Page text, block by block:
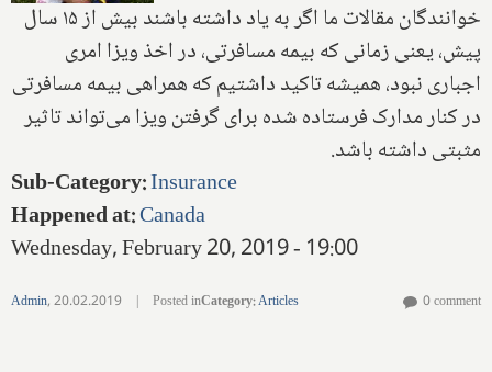
خوانندگان مقالات ما اگر به یاد داشته باشند بیش از ۱۵ سال
پیش، یعنی زمانی که بیمه مسافرتی، در اخذ ویزا امری
اجباری نبود، همیشه تاکید داشتیم که همراهی بیمه مسافرتی
در کنار مدارک فرستاده شده برای گرفتن ویزا می‌تواند تاثیر
مثبتی داشته باشد.
Sub-Category:Insurance
Happened at:Canada
Wednesday, February 20, 2019 - 19:00
Admin,20.02.2019 | Posted inCategory:Articles 0 comment